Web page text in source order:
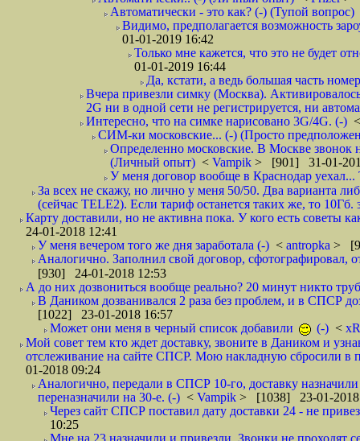
Автоматически - это как? (-) (Тупой вопрос)
Видимо, предполагается возможность
01-01-2019 16:42
Только мне кажется, что это не будет
01-01-2019 16:44
Да, кстати, а ведь большая часть
Вчера привезли симку (Москва).
2G ни в одной сети не регистрируется, ни
Интересно, что на симке нарисовано 3G/4G. (-)
СИМ-ки московские... (-) (Просто
Определенно московские. В Москве звонок
(Личный опыт) < Vampik > [901] 31-01-
У меня договор вообще в Краснодар
За всех не скажу, но лично у меня 50/50. Два варианта
(сейчас TELE2). Если тариф останется таких же, то
Карту доставили, но не активна пока. У кого есть советы
24-01-2018 12:41
У меня вечером того же дня заработала (-) < antropka >
Аналогично. Заполнил свой договор,
[930] 24-01-2018 12:53
А до них дозвониться вообще реально? 20 минут никто
В Даником дозванивался 2 раза без проблем, и в СПСР
[1022] 23-01-2018 16:57
Может они меня в черный список добавили
(-) <
Мой совет тем кто ждет доставку, звоните в Даником и
отслеживание на сайте СПСР. Мою накладную сбросили
01-2018 09:24
Аналогично, передали в СПСР 10-го, доставку
переназначили на 30-е. (-) < Vampik > [1038] 23-01-2018
Через сайт СПСР поставил дату доставки 24 - не
10:25
Мне на 23 назначили и привезли. Звонки не